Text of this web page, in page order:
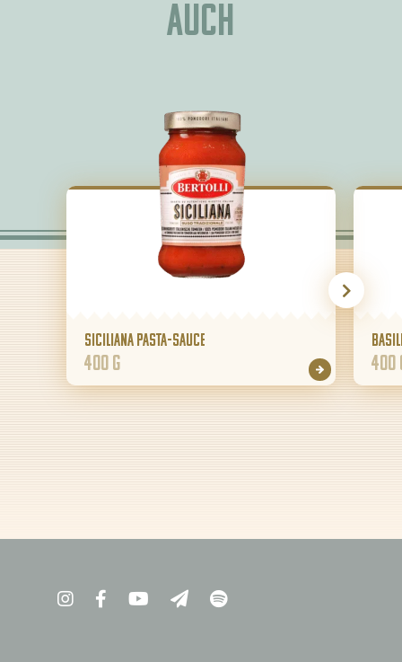
auch
Siciliana Pasta-Sauce
400 g 400